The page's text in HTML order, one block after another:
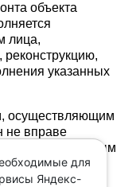
объекта
лица,
указанных
осуществляющим
не вправе
Ответственным
объекте,
для
Яндекс-